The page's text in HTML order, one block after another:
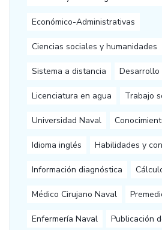
Económico-Administrativas
Ciencias sociales y humanidades
Sistema a distancia
Licenciatura en agua Trabajo
Universidad Naval
Idioma inglés Habilidades y
Información diagnóstica
Médico Cirujano Naval
Enfermería Naval Publicación